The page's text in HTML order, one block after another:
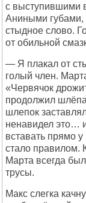
с выступившими
Аниными губами,
стыдное слово.
от обильной
— Я плакал от
голый член.
«Червячок
продолжил
шлепок
ненавидел это…
вставать прямо
стало правилом.
Марта всегда
трусы.
Макс слегка